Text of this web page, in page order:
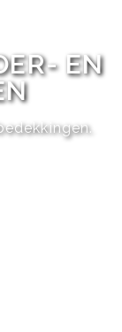
EN